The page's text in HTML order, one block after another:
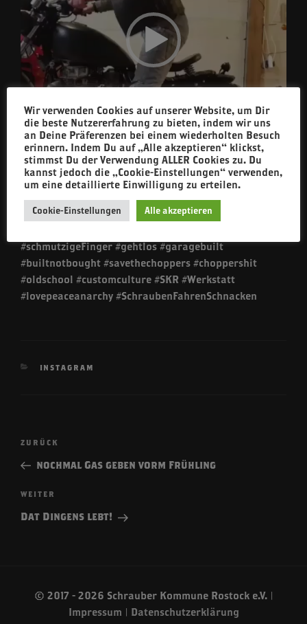
00:00 00:23
Tony kann sich freuen. Bereit für die Saison.
#schmutzigeFinger #gehtlos #garagebuilt
#builtnotbought #savethechoppers #choppershit
#oldschool #customculture #SKR #Werkstatt
#lovepeaceanarchy #SchraubenFahrenSchnacken
KATEGORIEN
INSTAGRAM
Beitragsnavigation
Vorheriger
Beitrag
ZURÜCK
nochmal Gas geben vorm Frühling
Nächster
Beitrag
WEITER
Dat Dingens lebt!
© 2017 - 2026 Schrauber Kommune Rostock e.V. |
Impressum | Datenschutzerklärung
Wir verwenden Cookies auf unserer Website, um Dir
die beste Nutzererfahrung zu bieten, indem wir uns
an Deine Präferenzen bei einem wiederholten Besuch
erinnern. Indem Du auf „Alle akzeptieren“ klickst,
stimmst Du der Verwendung ALLER Cookies zu. Du
kannst jedoch die „Cookie-Einstellungen“ verwenden,
um eine detaillierte Einwilligung zu erteilen.
Cookie-Einstellungen Alle akzeptieren